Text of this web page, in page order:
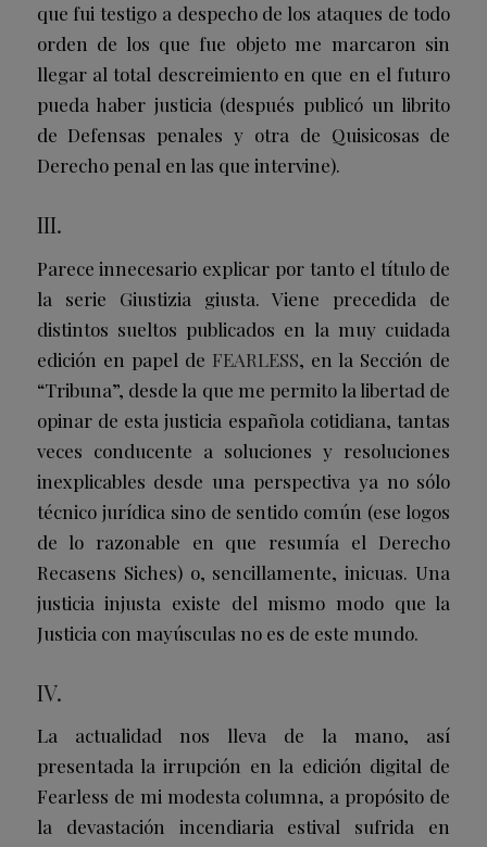
que fui testigo a despecho de los ataques de todo
orden de los que fue objeto me marcaron sin
llegar al total descreimiento en que en el futuro
pueda haber justicia (después publicó un librito
de Defensas penales y otra de Quisicosas de
Derecho penal en las que intervine).
III.
Parece innecesario explicar por tanto el título de
la serie Giustizia giusta. Viene precedida de
distintos sueltos publicados en la muy cuidada
edición en papel de FEARLESS, en la Sección de
“Tribuna”, desde la que me permito la libertad de
opinar de esta justicia española cotidiana, tantas
veces conducente a soluciones y resoluciones
inexplicables desde una perspectiva ya no sólo
técnico jurídica sino de sentido común (ese logos
de lo razonable en que resumía el Derecho
Recasens Siches) o, sencillamente, inicuas. Una
justicia injusta existe del mismo modo que la
Justicia con mayúsculas no es de este mundo.
IV.
La actualidad nos lleva de la mano, así
presentada la irrupción en la edición digital de
Fearless de mi modesta columna, a propósito de
la devastación incendiaria estival sufrida en